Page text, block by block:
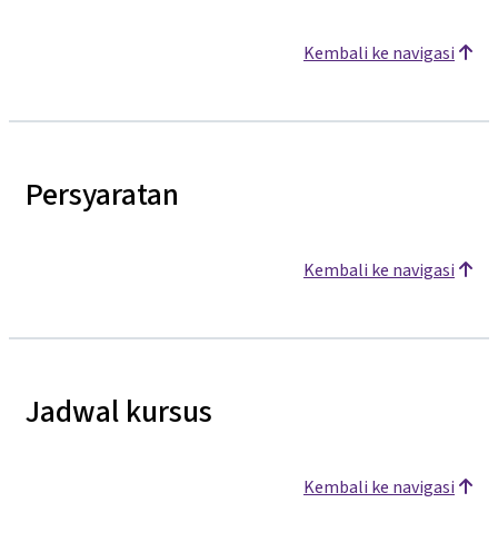
Kembali ke navigasi
Persyaratan
Kembali ke navigasi
Jadwal kursus
Kembali ke navigasi